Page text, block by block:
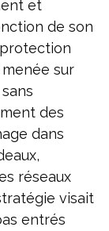
et
de son
menée sur
des
dans
réseaux
visait
entrés